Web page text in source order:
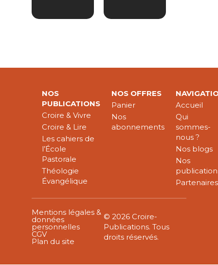
NOS
PUBLICATIONS
Croire & Vivre
Croire & Lire
Les cahiers de
l’École
Pastorale
Théologie
Évangélique
NOS OFFRES
Panier
Nos
abonnements
Accueil
Qui
sommes-
nous ?
Nos blogs
Nos
Partenaires
Mentions légales &
données
personnelles
CGV
Plan du site
© 2026 Croire-
Publications. Tous
droits réservés.